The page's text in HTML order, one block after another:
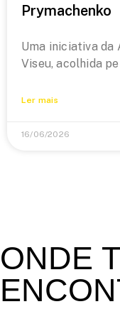
Prymachenko
Uma iniciativa da
Viseu, acolhida
Ler mais
16/06/2026
ONDE